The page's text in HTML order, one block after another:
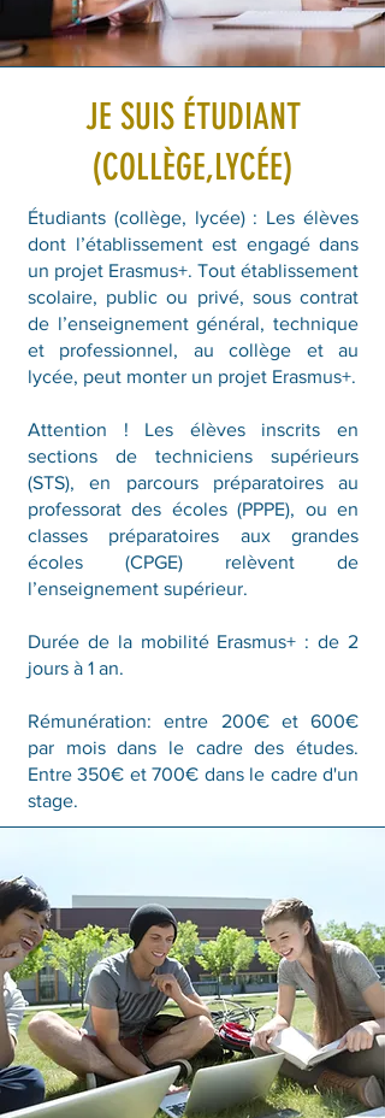
JE SUIS ÉTUDIANT
(COLLÈGE,LYCÉE)
Étudiants (collège, lycée) : Les élèves
dont l’établissement est engagé dans
un projet Erasmus+. Tout établissement
scolaire, public ou privé, sous contrat
de l’enseignement général, technique
et professionnel, au collège et au
lycée, peut monter un projet Erasmus+.
Attention ! Les élèves inscrits en
sections de techniciens supérieurs
(STS), en parcours préparatoires au
professorat des écoles (PPPE), ou en
classes préparatoires aux grandes
écoles (CPGE) relèvent de
l’enseignement supérieur.
Durée de la mobilité Erasmus+ : de 2
jours à 1 an.
Rémunération: entre 200€ et 600€
par mois dans le cadre des études.
Entre 350€ et 700€ dans le cadre d'un
stage.